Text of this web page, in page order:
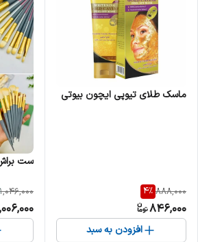
ماسک طلای تیوپی ایچون بیوتی
888,000
4%
846,000
افزودن به سبد
ست براش ۱۰تکه مدل
1,046,000